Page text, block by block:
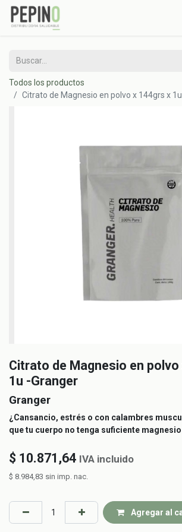
Todos los productos
Citrato de Magnesio en polvo x 144grs x
Citrato de Magnesio en
1u -Granger
Granger
¿Cansancio, estrés o con calambres
que tu cuerpo no tenga suficiente magnesio
$ 10.871,64 IVA incluido
$ 8.984,83 sin imp. nac.
Agregar al